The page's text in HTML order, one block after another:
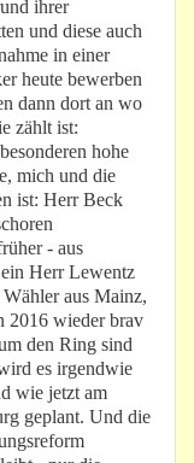
ihrer
und diese auch
in einer
heute bewerben
dann dort an wo
zählt ist:
hohe
mich und die
ist: Herr Beck
- aus
Herr Lewentz
aus Mainz,
2016 wieder brav
den Ring sind
es irgendwie
wie jetzt am
geplant. Und die